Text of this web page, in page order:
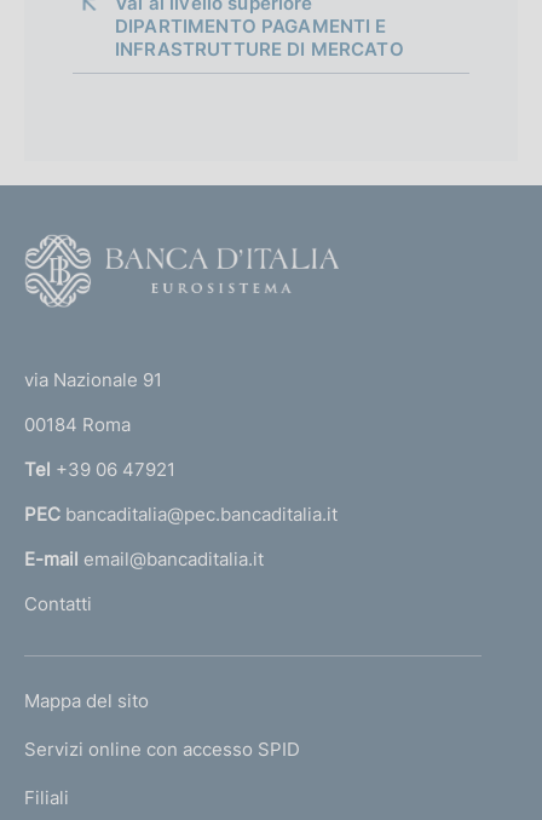
DIPARTIMENTO PAGAMENTI E
INFRASTRUTTURE DI MERCATO
r
n
a
l
m
e
a
via Nazionale 91
00184 Roma
Tel +39 06 47921
PEC bancaditalia@pec.bancaditalia.it
E-mail email@bancaditalia.it
Contatti
L
N
K
Mappa del sito
Servizi online con accesso SPID
Filiali